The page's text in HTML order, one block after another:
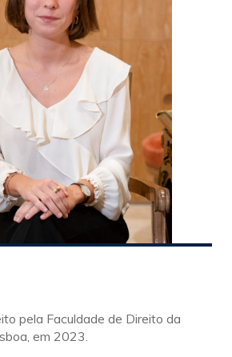
pela Faculdade de Direito da
em 2023.